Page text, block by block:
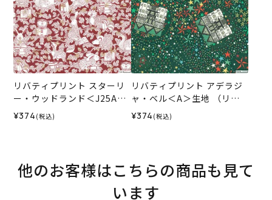
リバティプリント スターリ
ー・ウッドランド＜J25A＞
生地 （リバティ・ファブリ
ックス）2025AW
¥374 (税込)
リバティプリント アデラジ
ャ・ベル＜A＞生地 （リバ
ティ・ファブリックス）202
¥374 (税込)
他のお客様はこちらの商品も見て
います